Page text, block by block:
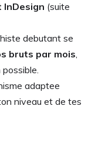
(suite
debutant se
bruts par mois,
adaptee
niveau et de tes